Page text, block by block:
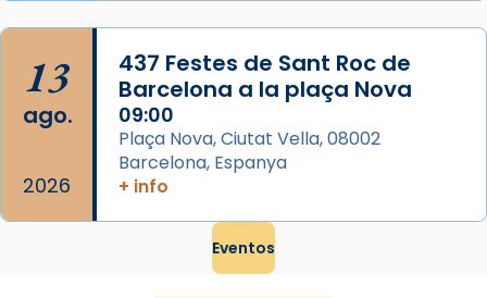
13
ago.
2026
437 Festes de Sant Roc de
Barcelona a la plaça Nova
09:00
Plaça Nova, Ciutat Vella, 08002
Barcelona, Espanya
+ info
Eventos